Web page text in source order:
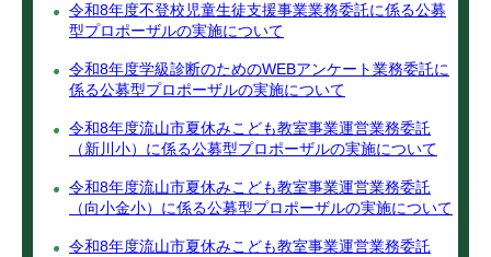
令和8年度不登校児童生徒支援事業業務委託に係る公募
型プロポーザルの実施について
令和8年度学級診断のためのWEBアンケート業務委託に
係る公募型プロポーザルの実施について
令和8年度流山市夏休みこども教室事業運営業務委託
（新川小）に係る公募型プロポーザルの実施について
令和8年度流山市夏休みこども教室事業運営業務委託
（向小金小）に係る公募型プロポーザルの実施について
令和8年度流山市夏休みこども教室事業運営業務委託